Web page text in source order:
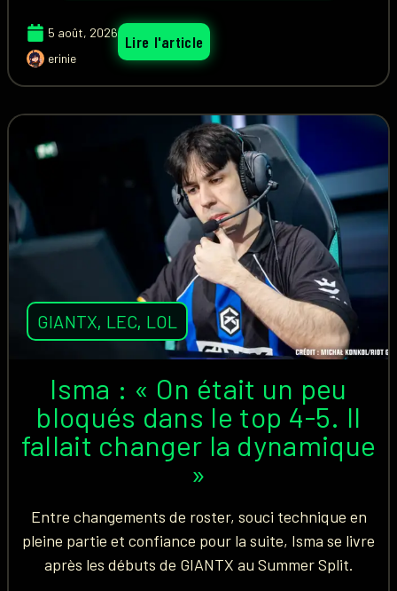
5 août, 2026
erinie
Lire l'article
GIANTX, LEC, LOL
Isma : « On était un peu
bloqués dans le top 4-5. Il
fallait changer la dynamique
»
Entre changements de roster, souci technique en
pleine partie et confiance pour la suite, Isma se livre
après les débuts de GIANTX au Summer Split.